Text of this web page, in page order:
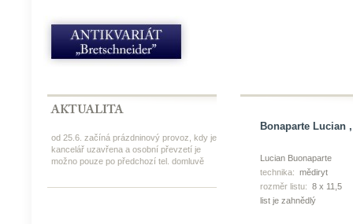
od 25.6. začíná prázdninový provoz, kdy je
kancelář uzavřena a osobní převzetí je
možno pouze po předchozí tel. domluvě
Bonaparte Lucian
Lucian Buonaparte
technika: mědiryt
rozměr listu: 8 x 11,5
list je zahnědlý